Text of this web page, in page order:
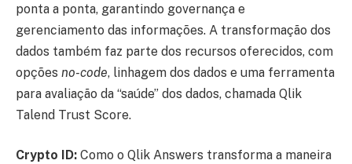
ponta a ponta, garantindo governança e
gerenciamento das informações. A transformação dos
dados também faz parte dos recursos oferecidos, com
opções no-code, linhagem dos dados e uma ferramenta
para avaliação da “saúde” dos dados, chamada Qlik
Talend Trust Score.
Crypto ID: Como o Qlik Answers transforma a maneira